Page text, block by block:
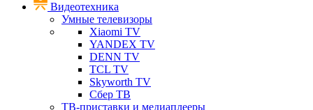
Видеотехника
Умные телевизоры
Xiaomi TV
YANDEX TV
DENN TV
TCL TV
Skyworth TV
Сбер ТВ
ТВ-приставки и медиаплееры